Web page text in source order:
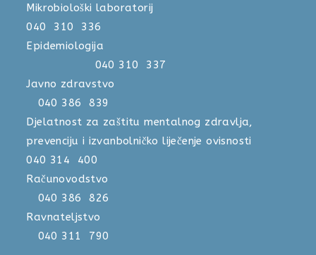
Mikrobiološki laboratorij
040 310 336
Epidemiologija
040 310 337
Javno zdravstvo
040 386 839
Djelatnost za zaštitu mentalnog zdravlja,
prevenciju i izvanbolničko liječenje ovisnosti
040 314 400
Računovodstvo
040 386 826
Ravnateljstvo
040 311 790